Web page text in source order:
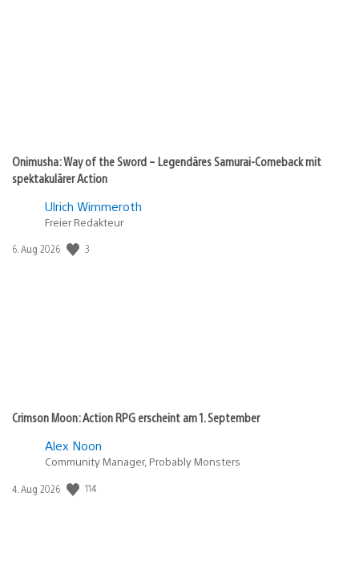
Onimusha: Way of the Sword – Legendäres Samurai-Comeback mit
spektakulärer Action
Ulrich Wimmeroth
Freier Redakteur
Veröffentlichungsdatum:
6. Aug 2026 3
Crimson Moon: Action RPG erscheint am 1. September
Alex Noon
Community Manager, Probably Monsters
Veröffentlichungsdatum:
4. Aug 2026 114